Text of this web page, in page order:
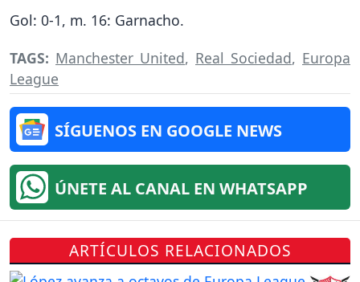
Gol: 0-1, m. 16: Garnacho.
TAGS: Manchester United, Real Sociedad, Europa
League
SÍGUENOS EN GOOGLE NEWS
ÚNETE AL CANAL EN WHATSAPP
ARTÍCULOS RELACIONADOS